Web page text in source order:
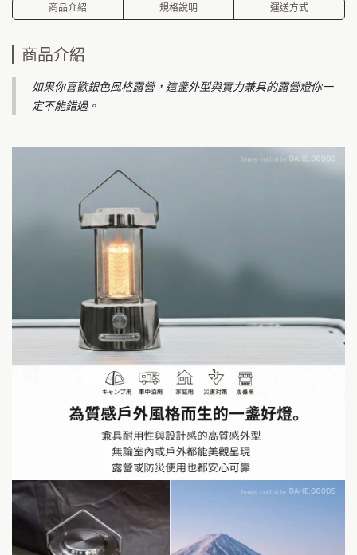
商品介紹 規格說明 運送方式
商品介紹
如果你喜歡銀色風格露營，這盞外型與實力兼具的露營燈你一
定不能錯過。